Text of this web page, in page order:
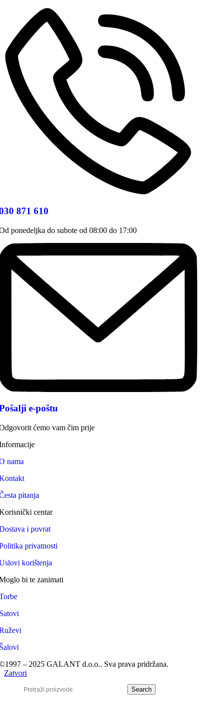
871 610
ponedeljka do subote od 08:00 do 17:00
e-poštu
ćemo vam čim prije
nama
pitanja
centar
i povrat
privatnosti
korištenja
bi te zanimati
– 2025 GALANT d.o.o.. Sva prava pridržana.
Zatvori
Search